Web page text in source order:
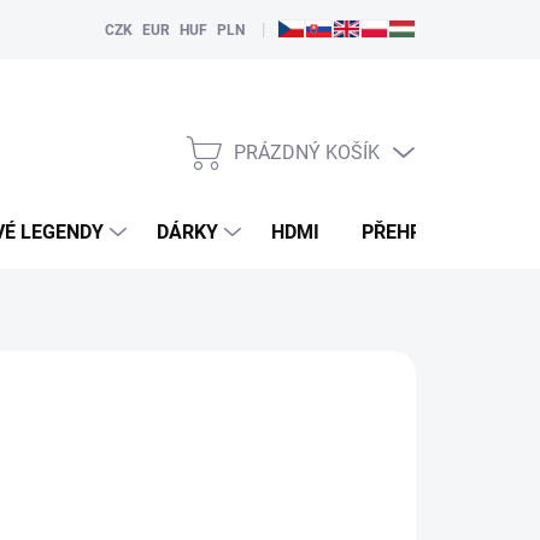
CZK EUR HUF PLN |
NÁKUPNÍ
PRÁZDNÝ KOŠÍK
LEGENDY DÁRKY HDMI PŘEHRÁVAČE